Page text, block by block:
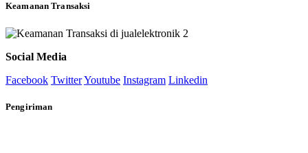
Keamanan Transaksi
Social Media
Facebook TwitterYoutube Instagram Linkedin
Pengiriman